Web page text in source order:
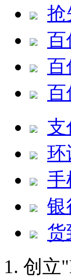
抢
百
百
百
支
环
手
银
货
创立